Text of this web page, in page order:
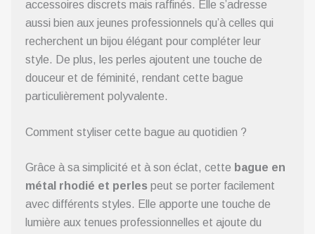
accessoires discrets mais raffinés. Elle s’adresse
aussi bien aux jeunes professionnels qu’à celles qui
recherchent un bijou élégant pour compléter leur
style. De plus, les perles ajoutent une touche de
douceur et de féminité, rendant cette bague
particulièrement polyvalente.
Comment styliser cette bague au quotidien ?
Grâce à sa simplicité et à son éclat, cette bague en
métal rhodié et perles peut se porter facilement
avec différents styles. Elle apporte une touche de
lumière aux tenues professionnelles et ajoute du